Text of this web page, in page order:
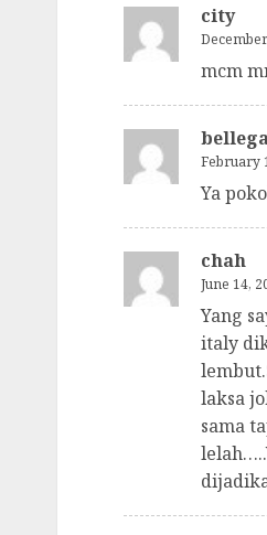
city
mcm
February
Ya
chah
June 14,
Yang
italy
laksa
sama